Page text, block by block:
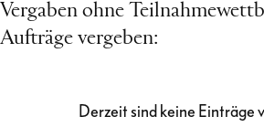
Vergaben ohne
Aufträge vergeben:
Derzeit sind keine Einträge